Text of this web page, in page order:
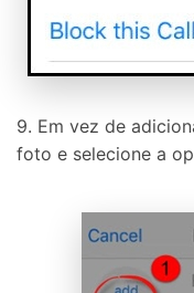
9. Em vez de
foto e selecione a